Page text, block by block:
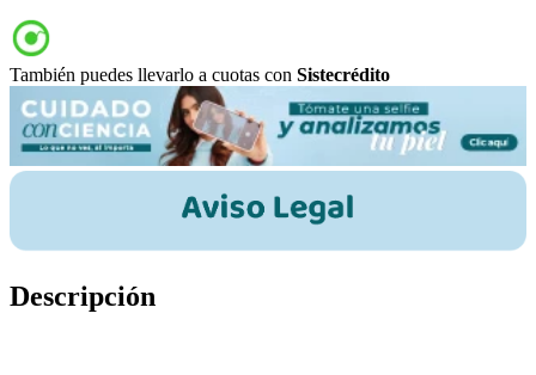
También puedes llevarlo a cuotas con Sistecrédito
Descripción